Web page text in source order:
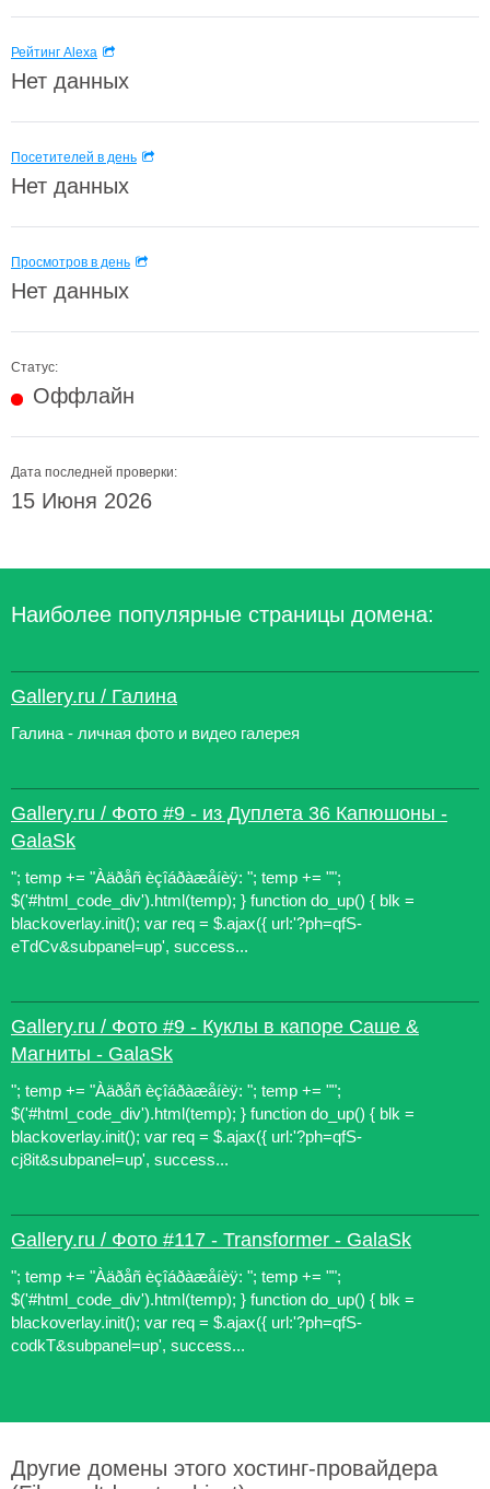
Рейтинг Alexa
Нет данных
Посетителей в день
Нет данных
Просмотров в день
Нет данных
Статус:
Оффлайн
Дата последней проверки:
15 Июня 2026
Наиболее популярные страницы домена:
Gallery.ru / Галина
Галина - личная фото и видео галерея
Gallery.ru / Фото #9 - из Дуплета 36 Капюшоны -
GalaSk
"; temp += "Àäðåñ èçîáðàæåíèÿ: "; temp += "";
$('#html_code_div').html(temp); } function do_up() { blk =
blackoverlay.init(); var req = $.ajax({ url:'?ph=qfS-
eTdCv&subpanel=up', success...
Gallery.ru / Фото #9 - Куклы в капоре Саше &
Магниты - GalaSk
"; temp += "Àäðåñ èçîáðàæåíèÿ: "; temp += "";
$('#html_code_div').html(temp); } function do_up() { blk =
blackoverlay.init(); var req = $.ajax({ url:'?ph=qfS-
cj8it&subpanel=up', success...
Gallery.ru / Фото #117 - Transformer - GalaSk
"; temp += "Àäðåñ èçîáðàæåíèÿ: "; temp += "";
$('#html_code_div').html(temp); } function do_up() { blk =
blackoverlay.init(); var req = $.ajax({ url:'?ph=qfS-
codkT&subpanel=up', success...
Другие домены этого хостинг-провайдера